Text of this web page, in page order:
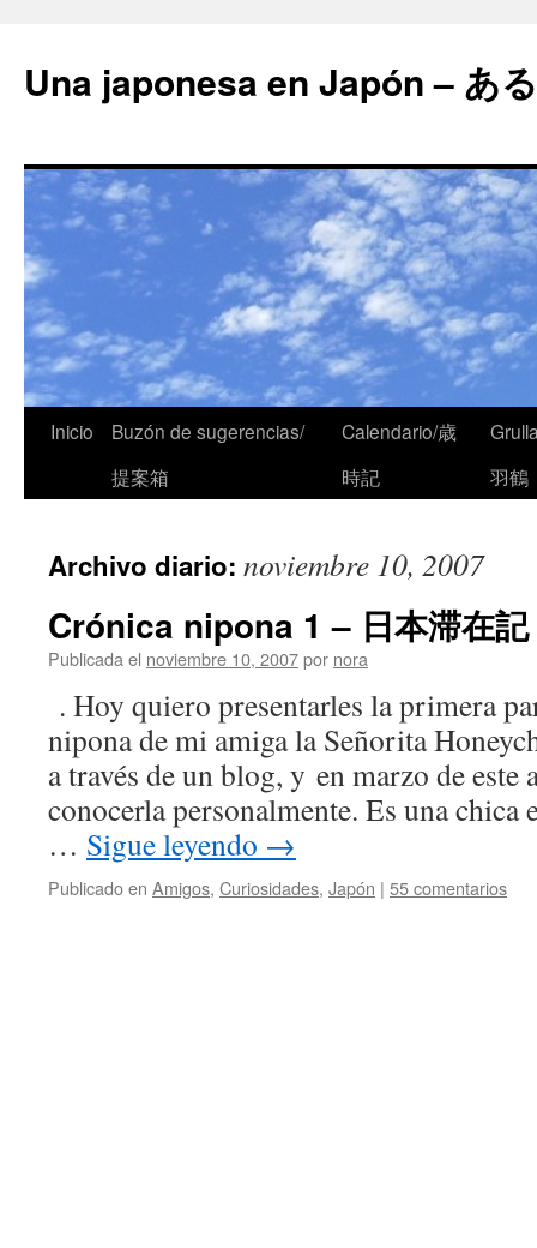
Una japonesa en Japón – あ
Inicio
Buzón de sugerencias/
提案箱
Calendario/歳
時記
羽鶴
Archivo diario: noviembre 10, 2007
Crónica nipona 1 – 日本滞在
Publicada el noviembre 10, 2007por nora
. Hoy quiero presentarles la primera
nipona de mi amiga la Señorita
a través de un blog, y en marzo de este
conocerla personalmente. Es una chica
… Sigue leyendo →
Publicado en Amigos, Curiosidades, Japón | 55 comentarios